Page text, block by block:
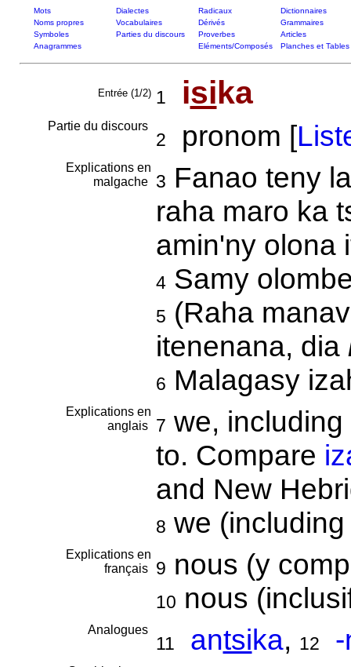
Mots Dialectes Radicaux
Dictionnaires
Noms propres
Vocabulaires Dérivés
Grammaires
Symboles
Parties du discours Proverbes
Articles
Anagrammes
Eléments/Composés Planches et Tables
Entrée (1/2) 1 isika
Partie du discours
2 pronom [
Explications en
malgache
3 Fanao teny
raha maro ka
amin'ny olona
4Samy
5 (Raha
itenenana, dia
6 Malagasy
Explications en
anglais
7 we,
to. Compare
and New
8 we
Explications en
français
9 nous (y
10 nous
Analogues
11 antsika, 12